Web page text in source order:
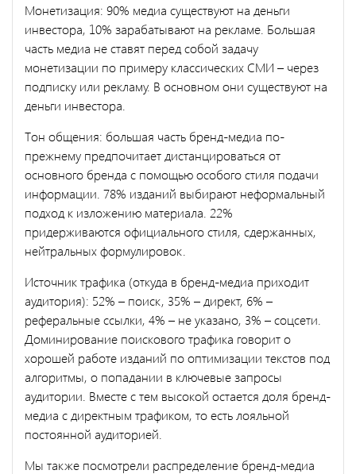
Монетизация: 90% медиа существуют на деньги
инвестора, 10% зарабатывают на рекламе. Большая
часть медиа не ставят перед собой задачу
монетизации по примеру классических СМИ – через
подписку или рекламу. В основном они существуют на
деньги инвестора.
Тон общения: большая часть бренд-медиа по-
прежнему предпочитает дистанцироваться от
основного бренда с помощью особого стиля подачи
информации. 78% изданий выбирают неформальный
подход к изложению материала. 22%
придерживаются официального стиля, сдержанных,
нейтральных формулировок.
Источник трафика (откуда в бренд-медиа приходит
аудитория): 52% – поиск, 35% – директ, 6% –
реферальные ссылки, 4% – не указано, 3% – соцсети.
Доминирование поискового трафика говорит о
хорошей работе изданий по оптимизации текстов под
алгоритмы, о попадании в ключевые запросы
аудитории. Вместе с тем высокой остается доля бренд-
медиа с директным трафиком, то есть лояльной
постоянной аудиторией.
Мы также посмотрели распределение бренд-медиа